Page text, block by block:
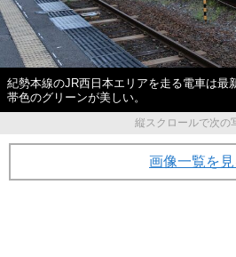
紀勢本線のJR西日本エリアを走る電車は最
帯色のグリーンが美しい。
縦スクロールで次の
画像一覧を見